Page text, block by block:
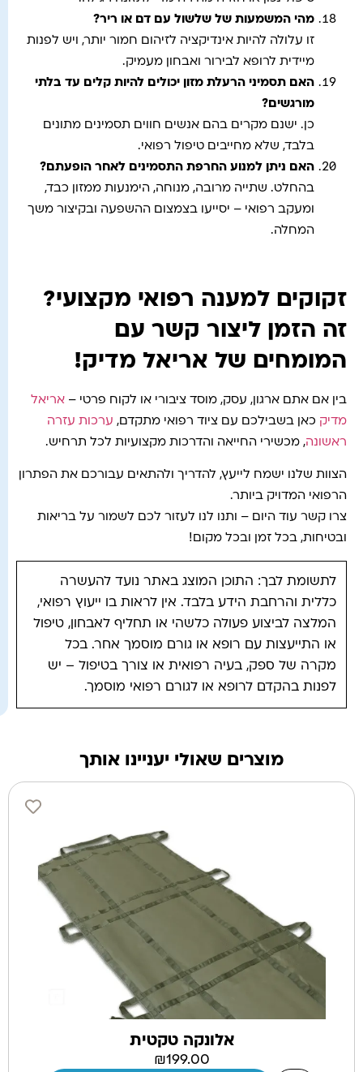
מהי המשמעות של שלשול עם דם או ריר?
זו עלולה להיות אינדיקציה לזיהום חמור יותר, ויש לפנות
מיידית לרופא לבירור ואבחון מעמיק.
האם תסמיני הרעלת מזון יכולים להיות קלים עד בלתי
מורגשים?
כן. ישנם מקרים בהם אנשים חווים תסמינים מתונים
בלבד, שלא מחייבים טיפול רפואי.
האם ניתן למנוע החרפת התסמינים לאחר הופעתם?
בהחלט. שתייה מרובה, מנוחה, הימנעות ממזון כבד,
ומעקב רפואי – יסייעו בצמצום ההשפעה ובקיצור משך
המחלה.
זקוקים למענה רפואי מקצועי?
זה הזמן ליצור קשר עם
המומחים של אריאל מדיק!
בין אם אתם ארגון, עסק, מוסד ציבורי או לקוח פרטי – אריאל
מדיק כאן בשבילכם עם ציוד רפואי מתקדם, ערכות עזרה
ראשונה, מכשירי החייאה והדרכות מקצועיות לכל תרחיש.
הצוות שלנו ישמח לייעץ, להדריך ולהתאים עבורכם את הפתרון
הרפואי המדויק ביותר.
צרו קשר עוד היום – ותנו לנו לעזור לכם לשמור על בריאות
ובטיחות, בכל זמן ובכל מקום!
לתשומת לבך: התוכן המוצג באתר נועד להעשרה
כללית והרחבת הידע בלבד. אין לראות בו ייעוץ רפואי,
המלצה לביצוע פעולה כלשהי או תחליף לאבחון, טיפול
או התייעצות עם רופא או גורם מוסמך אחר. בכל
מקרה של ספק, בעיה רפואית או צורך בטיפול – יש
לפנות בהקדם לרופא או לגורם רפואי מוסמך.
מוצרים שאולי יעניינו אותך
אלונקה טקטית
₪199.00